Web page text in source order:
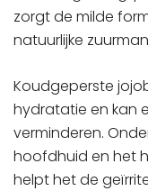
zorgt de milde
natuurlijke
Koudgeperste
hydratatie en kan
verminderen.
hoofdhuid en het
helpt het de